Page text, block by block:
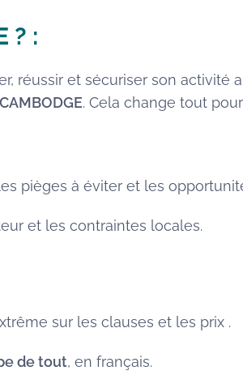
? :
réussir et sécuriser son activité
. Cela change tout
pièges à éviter et les
et les contraintes locales.
sur les clauses et les prix .
de tout, en français.